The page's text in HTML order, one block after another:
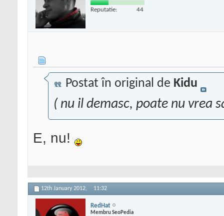
Reputatie: 44
Postat în original de Kidu
( nu il demasc, poate nu vrea
E, nu!
12th January 2012, 11:32
RedHat
Membru SeoPedia